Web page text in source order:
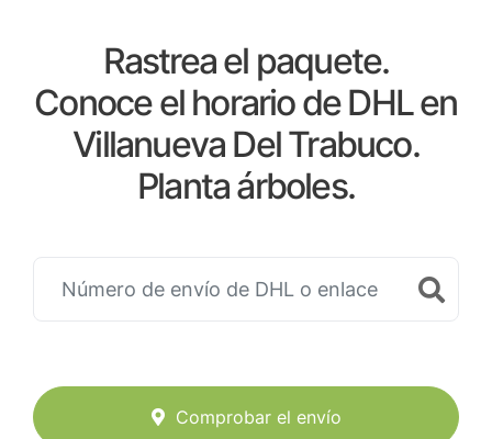
Rastrea el paquete.
Conoce el horario de DHL en
Villanueva Del Trabuco.
Planta árboles.
Comprobar el envío